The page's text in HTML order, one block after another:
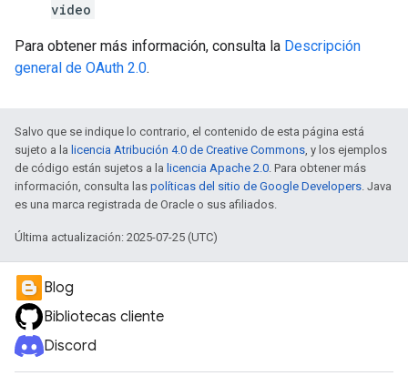
video
Para obtener más información, consulta la Descripción
general de OAuth 2.0.
Salvo que se indique lo contrario, el contenido de esta página está
sujeto a la licencia Atribución 4.0 de Creative Commons, y los ejemplos
de código están sujetos a la licencia Apache 2.0. Para obtener más
información, consulta las políticas del sitio de Google Developers. Java
es una marca registrada de Oracle o sus afiliados.
Última actualización: 2025-07-25 (UTC)
Blog
Bibliotecas cliente
Discord